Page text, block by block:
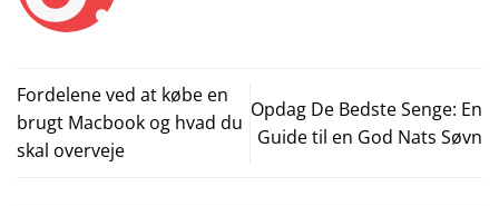
Fordelene ved at købe en
brugt Macbook og hvad du
skal overveje
Opdag De Bedste Senge: En
Guide til en God Nats Søvn